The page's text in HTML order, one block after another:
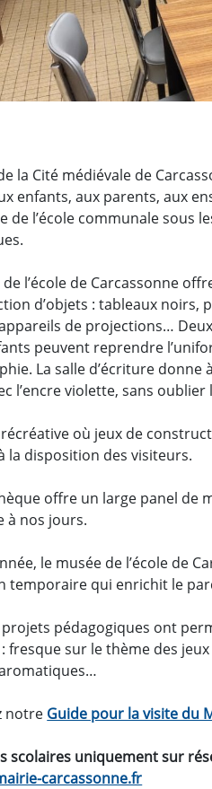
la Cité médiévale de
enfants, aux parents, aux
de l’école communale sous
de l’école de Carcassonne
d’objets : tableaux noirs,
de projections…
peuvent reprendre
La salle d’écriture donne
l’encre violette, sans oublier
où jeux de
la disposition des visiteurs.
offre un large panel de
à nos jours.
le musée de l’école de
temporaire qui enrichit le
pédagogiques ont
: fresque sur le thème des
notre Guide pour la visite du
scolaires uniquement sur
carcassonne.fr